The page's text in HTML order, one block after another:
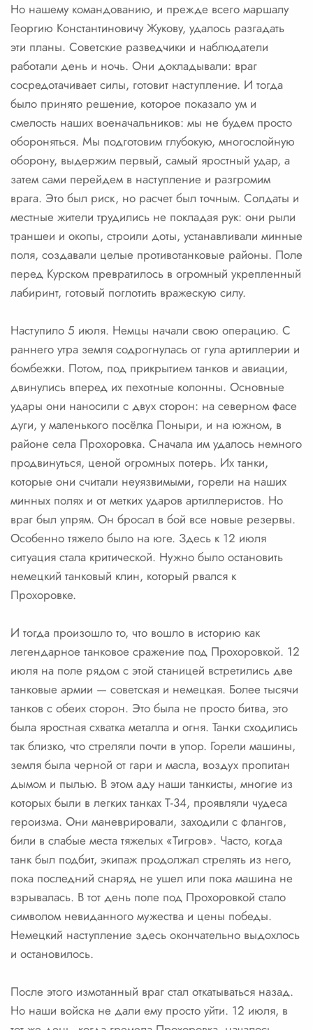
Но нашему командованию, и прежде всего маршалу
Георгию Константиновичу Жукову, удалось разгадать
эти планы. Советские разведчики и наблюдатели
работали день и ночь. Они докладывали: враг
сосредотачивает силы, готовит наступление. И тогда
было принято решение, которое показало ум и
смелость наших военачальников: мы не будем просто
обороняться. Мы подготовим глубокую, многослойную
оборону, выдержим первый, самый яростный удар, а
затем сами перейдем в наступление и разгромим
врага. Это был риск, но расчет был точным. Солдаты и
местные жители трудились не покладая рук: они рыли
траншеи и окопы, строили доты, устанавливали минные
поля, создавали целые противотанковые районы. Поле
перед Курском превратилось в огромный укрепленный
лабиринт, готовый поглотить вражескую силу.
Наступило 5 июля. Немцы начали свою операцию. С
раннего утра земля содрогнулась от гула артиллерии и
бомбежки. Потом, под прикрытием танков и авиации,
двинулись вперед их пехотные колонны. Основные
удары они наносили с двух сторон: на северном фасе
дуги, у маленького посёлка Поныри, и на южном, в
районе села Прохоровка. Сначала им удалось немного
продвинуться, ценой огромных потерь. Их танки,
которые они считали неуязвимыми, горели на наших
минных полях и от метких ударов артиллеристов. Но
враг был упрям. Он бросал в бой все новые резервы.
Особенно тяжело было на юге. Здесь к 12 июля
ситуация стала критической. Нужно было остановить
немецкий танковый клин, который рвался к
Прохоровке.
И тогда произошло то, что вошло в историю как
легендарное танковое сражение под Прохоровкой. 12
июля на поле рядом с этой станицей встретились две
танковые армии — советская и немецкая. Более тысячи
танков с обеих сторон. Это была не просто битва, это
была яростная схватка металла и огня. Танки сходились
так близко, что стреляли почти в упор. Горели машины,
земля была черной от гари и масла, воздух пропитан
дымом и пылью. В этом аду наши танкисты, многие из
которых были в легких танках Т-34, проявляли чудеса
героизма. Они маневрировали, заходили с флангов,
били в слабые места тяжелых «Тигров». Часто, когда
танк был подбит, экипаж продолжал стрелять из него,
пока последний снаряд не ушел или пока машина не
взрывалась. В тот день поле под Прохоровкой стало
символом невиданного мужества и цены победы.
Немецкий наступление здесь окончательно выдохлось
и остановилось.
После этого измотанный враг стал откатываться назад.
Но наши войска не дали ему просто уйти. 12 июля, в